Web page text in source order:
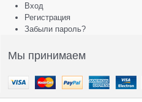
Вход
Регистрация
Забыли пароль?
Мы принимаем